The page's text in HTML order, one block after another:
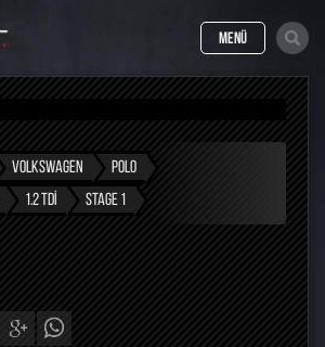
MENÜ
VOLKSWAGEN
POLO
1.2 TDI STAGE 1